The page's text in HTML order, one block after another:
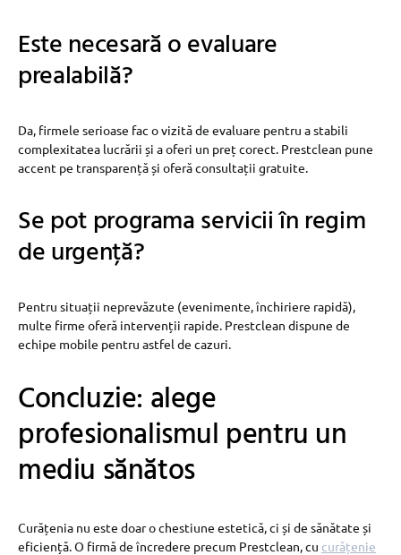
Este necesară o evaluare
prealabilă?
Da, firmele serioase fac o vizită de evaluare pentru a stabili
complexitatea lucrării și a oferi un preț corect. Prestclean pune
accent pe transparență și oferă consultații gratuite.
Se pot programa servicii în regim
de urgență?
Pentru situații neprevăzute (evenimente, închiriere rapidă),
multe firme oferă intervenții rapide. Prestclean dispune de
echipe mobile pentru astfel de cazuri.
Concluzie: alege
profesionalismul pentru un
mediu sănătos
Curățenia nu este doar o chestiune estetică, ci și de sănătate și
eficiență. O firmă de încredere precum Prestclean, cu curățenie